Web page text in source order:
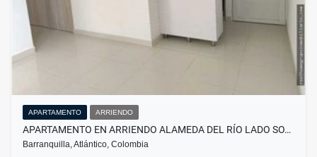
APARTAMENTO ARRIENDO
APARTAMENTO EN ARRIENDO ALAMEDA DEL RÍO LADO SO…
Barranquilla, Atlántico, Colombia